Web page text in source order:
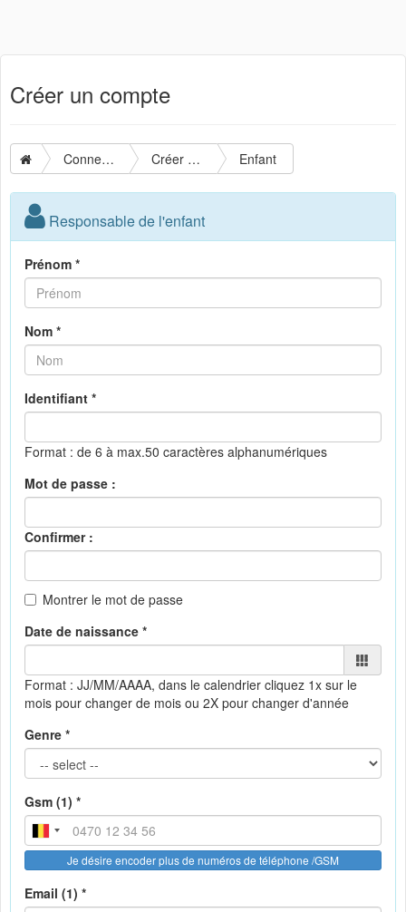
Créer un compte
Connexion Créer un compte Enfant
Responsable de l'enfant
Prénom *
Nom *
Identifiant *
Format : de 6 à max.50 caractères alphanumériques
Mot de passe :
Confirmer :
Montrer le mot de passe
Date de naissance *
Format : JJ/MM/AAAA, dans le calendrier cliquez 1x sur le
mois pour changer de mois ou 2X pour changer d'année
Genre *
Gsm (1) *
Je désire encoder plus de numéros de téléphone /GSM
Email (1) *